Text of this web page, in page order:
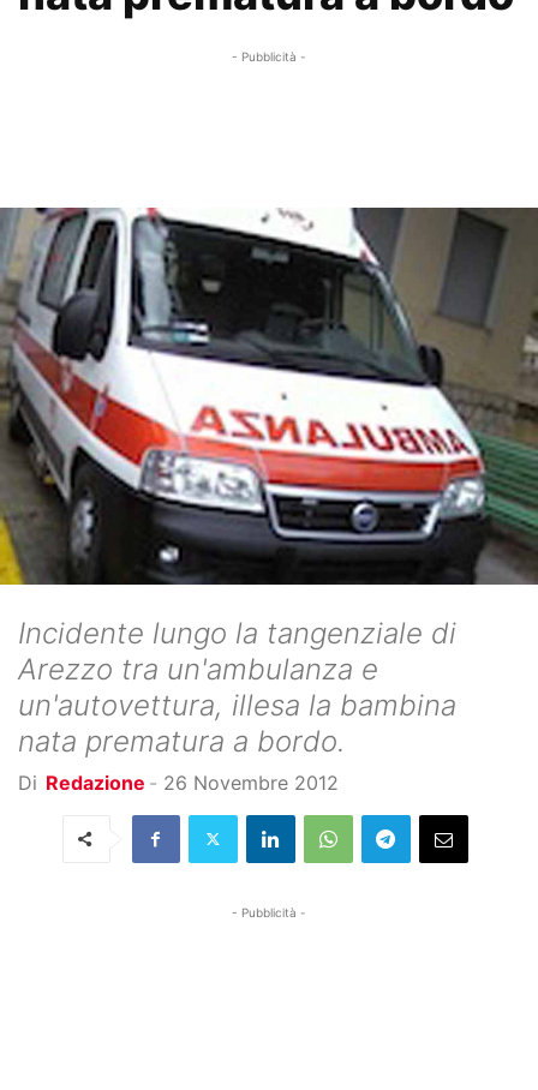
- Pubblicità -
Incidente lungo la tangenziale di
Arezzo tra un'ambulanza e
un'autovettura, illesa la bambina
nata prematura a bordo.
Di Redazione - 26 Novembre 2012
- Pubblicità -